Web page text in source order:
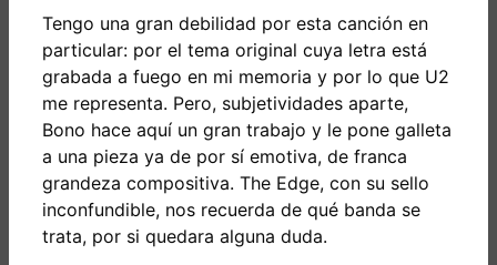
Tengo una gran debilidad por esta canción en
particular: por el tema original cuya letra está
grabada a fuego en mi memoria y por lo que U2
me representa. Pero, subjetividades aparte,
Bono hace aquí un gran trabajo y le pone galleta
a una pieza ya de por sí emotiva, de franca
grandeza compositiva. The Edge, con su sello
inconfundible, nos recuerda de qué banda se
trata, por si quedara alguna duda.